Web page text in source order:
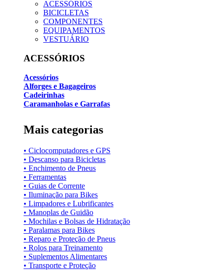
ACESSÓRIOS
BICICLETAS
COMPONENTES
EQUIPAMENTOS
VESTUÁRIO
ACESSÓRIOS
Acessórios
Alforges e Bagageiros
Cadeirinhas
Caramanholas e Garrafas
Mais categorias
• Ciclocomputadores e GPS
• Descanso para Bicicletas
• Enchimento de Pneus
• Ferramentas
• Guias de Corrente
• Iluminação para Bikes
• Limpadores e Lubrificantes
• Manoplas de Guidão
• Mochilas e Bolsas de Hidratação
• Paralamas para Bikes
• Reparo e Proteção de Pneus
• Rolos para Treinamento
• Suplementos Alimentares
• Transporte e Proteção